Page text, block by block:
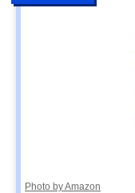
Photo by Amazon